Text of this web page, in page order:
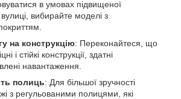
в умовах підвищеної
вибирайте моделі з
на конструкцію: Переконайтеся, що
і стійкі конструкції, здатні
навантаження.
полиць: Для більшої зручності
з регульованими полицями, які